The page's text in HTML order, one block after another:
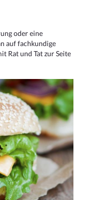
oder eine
auf fachkundige
Rat und Tat zur Seite